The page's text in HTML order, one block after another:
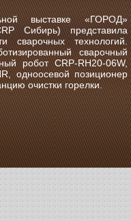
выставке «ГОРОД»
Сибирь) представила
сварочных технологий.
сварочный
робот CRP-RH20-06W,
одноосевой позиционер
очистки горелки.